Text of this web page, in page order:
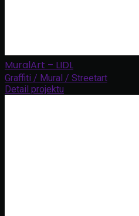
MuralArt – LIDL
Graffiti / Mural / Streetart
Detail projektu